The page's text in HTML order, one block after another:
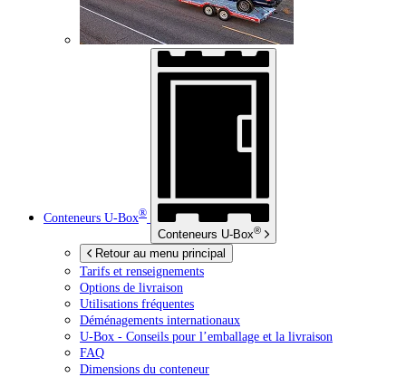
Conteneurs U-Box®
Conteneurs U-Box®
Retour au menu principal
Tarifs et renseignements
Options de livraison
Utilisations fréquentes
Déménagements internationaux
U-Box - Conseils pour l’emballage et la livraison
FAQ
Dimensions du conteneur